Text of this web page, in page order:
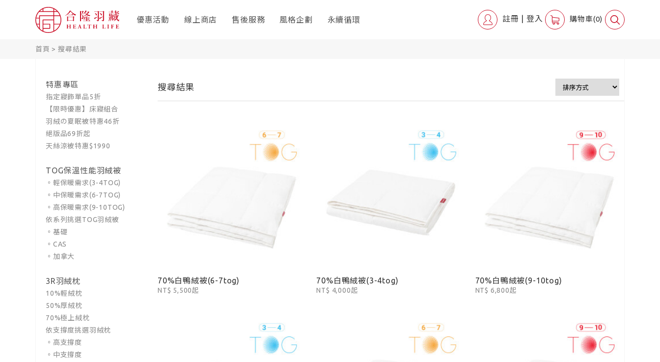
優惠活動 線上商店 售後服務 風格企劃 永續循環 註冊 登入 購物車(0)
首頁 >搜尋結果
特惠專區
指定寢飾單品5折
【限時優惠】床寢組合
羽絨の夏眠被特惠46折
絕版品69折起
天絲涼被特惠$1990
TOG保溫性能羽絨被
。輕保暖需求(3-4TOG)
。中保暖需求(6-7TOG)
。高保暖需求(9-10TOG)
依系列挑選TOG羽絨被
。基礎
。CAS
。加拿大
3R羽絨枕
10%輕絨枕
50%厚絨枕
70%極上絨枕
依支撐度挑選羽絨枕
。高支撐度
。中支撐度
搜尋結果
70%白鴨絨被(6-7tog)
NT$ 5,500起
70%白鴨絨被(3-4tog)
NT$ 4,000起
70%白鴨絨被(9-10tog)
NT$ 6,800起